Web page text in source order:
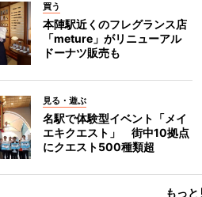
買う
本陣駅近くのフレグランス店
「meture」がリニューアル
ドーナツ販売も
見る・遊ぶ
名駅で体験型イベント「メイ
エキクエスト」 街中10拠点
にクエスト500種類超
もっと